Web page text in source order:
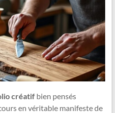
créatifbien pensés
en véritable manifeste de